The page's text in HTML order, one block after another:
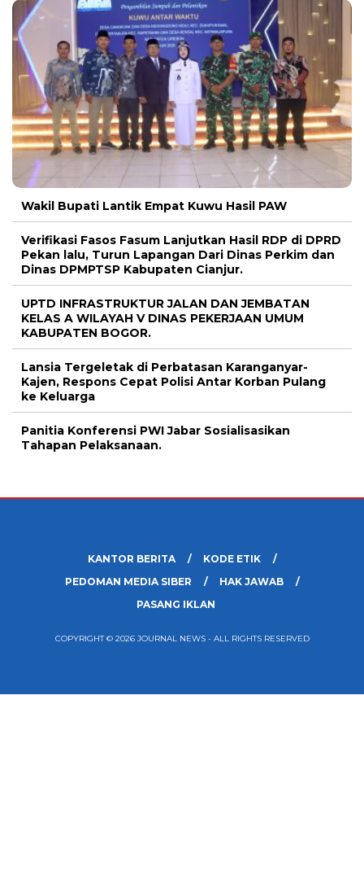
Wakil Bupati Lantik Empat Kuwu Hasil PAW
Verifikasi Fasos Fasum Lanjutkan Hasil RDP di DPRD
Pekan lalu, Turun Lapangan Dari Dinas Perkim dan
Dinas DPMPTSP Kabupaten Cianjur.
UPTD INFRASTRUKTUR JALAN DAN JEMBATAN
KELAS A WILAYAH V DINAS PEKERJAAN UMUM
KABUPATEN BOGOR.
Lansia Tergeletak di Perbatasan Karanganyar-
Kajen, Respons Cepat Polisi Antar Korban Pulang
ke Keluarga
Panitia Konferensi PWI Jabar Sosialisasikan
Tahapan Pelaksanaan.
KANTOR BERITA
KODE ETIK
PEDOMAN MEDIA SIBER
HAK JAWAB
PASANG IKLAN
COPYRIGHT © 2026 JOURNAL NEWS - ALL RIGHTS RESERVED